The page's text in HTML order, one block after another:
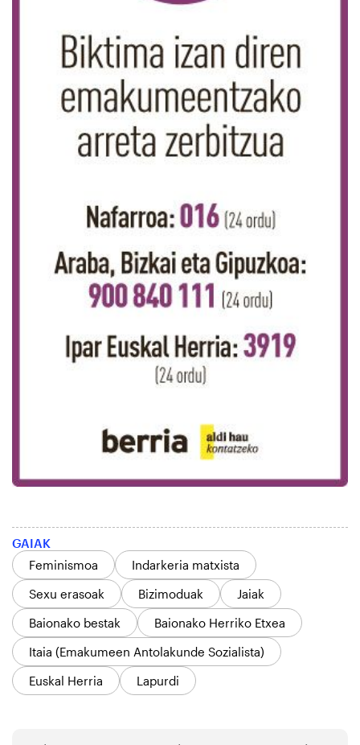
GAIAK
Feminismoa
Indarkeria matxista
Sexu erasoak
Bizimoduak
Jaiak
Baionako bestak
Baionako Herriko Etxea
Itaia (Emakumeen Antolakunde Sozialista)
Euskal Herria
Lapurdi